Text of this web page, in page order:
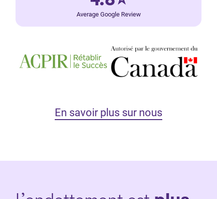
Average Google Review
En savoir plus sur nous